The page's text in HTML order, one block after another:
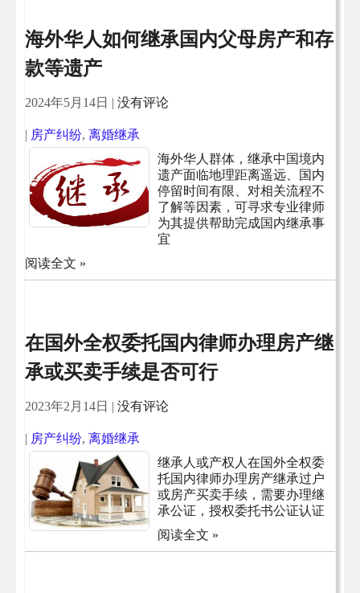
海外华人如何继承国内父母房产和存
款等遗产
2024年5月14日 | 没有评论
| 房产纠纷, 离婚继承
海外华人群体，继承中国境内
遗产面临地理距离遥远、国内
停留时间有限、对相关流程不
了解等因素，可寻求专业律师
为其提供帮助完成国内继承事
宜
阅读全文 »
在国外全权委托国内律师办理房产继
承或买卖手续是否可行
2023年2月14日 | 没有评论
| 房产纠纷, 离婚继承
继承人或产权人在国外全权委
托国内律师办理房产继承过户
或房产买卖手续，需要办理继
承公证，授权委托书公证认证
阅读全文 »